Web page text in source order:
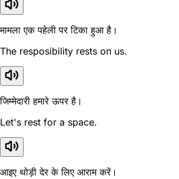
मामला एक पहेली पर टिका हुआ है।
The resposibility rests on us.
जिम्मेदारी हमारे ऊपर है।
Let's rest for a space.
आइए थोड़ी देर के लिए आराम करें।